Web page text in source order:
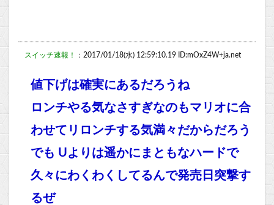
スイッチ速報！ ：2017/01/18(水) 12:59:10.19 ID:mOxZ4W+ja.net
値下げは確実にあるだろうね
ロンチやる気なさすぎなのもマリオに合
わせてリロンチする気満々だからだろう
でも Uよりは遥かにまともなハードで
久々にわくわくしてるんで発売日突撃す
るぜ